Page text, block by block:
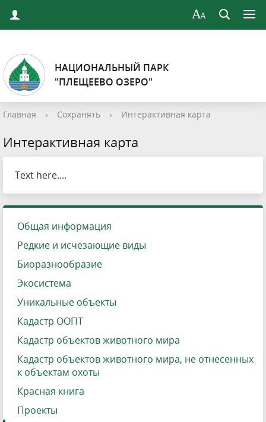
НАЦИОНАЛЬНЫЙ ПАРК
"ПЛЕЩЕЕВО ОЗЕРО"
Главная › Сохранять › Интерактивная карта
Интерактивная карта
Text here....
Общая информация
Редкие и исчезающие виды
Биоразнообразие
Экосистема
Уникальные объекты
Кадастр ООПТ
Кадастр объектов животного мира
Кадастр объектов животного мира, не отнесенных
к объектам охоты
Красная книга
Проекты